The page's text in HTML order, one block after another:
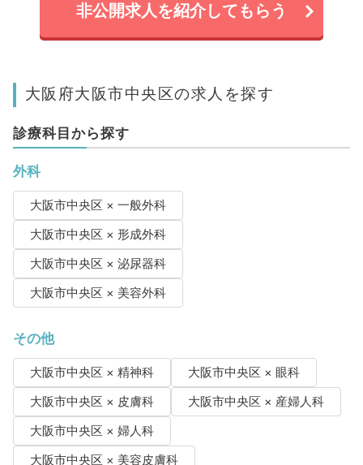
非公開求人を紹介してもらう
大阪府大阪市中央区の求人を探す
診療科目から探す
外科
大阪市中央区 × 一般外科
大阪市中央区 × 形成外科
大阪市中央区 × 泌尿器科
大阪市中央区 × 美容外科
その他
大阪市中央区 × 精神科
大阪市中央区 × 眼科
大阪市中央区 × 皮膚科
大阪市中央区 × 産婦人科
大阪市中央区 × 婦人科
大阪市中央区 × 美容皮膚科